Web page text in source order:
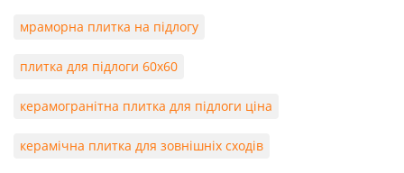
мраморна плитка на підлогу
плитка для підлоги 60х60
керамогранітна плитка для підлоги ціна
керамічна плитка для зовнішніх сходів